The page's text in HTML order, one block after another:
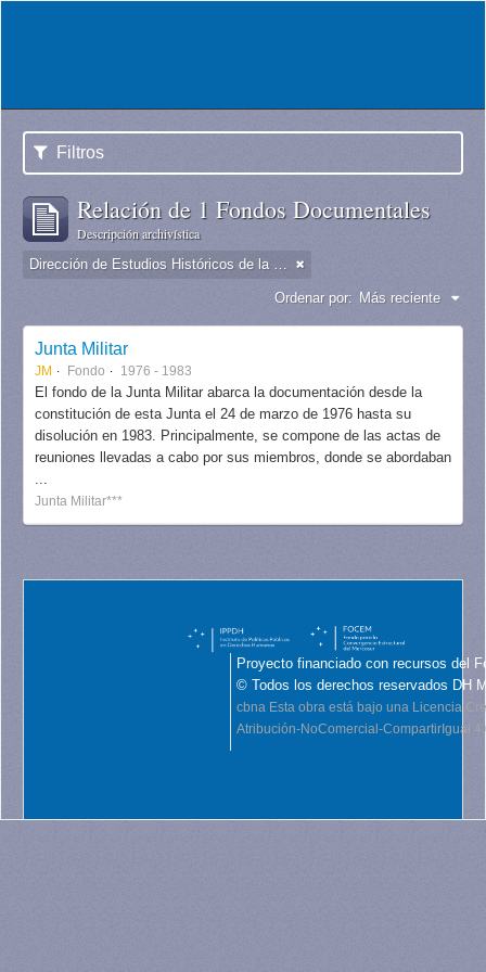
Filtros
Relación de 1 Fondos Documentales
Descripción archivística
Dirección de Estudios Históricos de la Fuerza Aérea
Ordenar por: Más reciente
Junta Militar
JM Fondo 1976 - 1983
El fondo de la Junta Militar abarca la documentación desde la
constitución de esta Junta el 24 de marzo de 1976 hasta su
disolución en 1983. Principalmente, se compone de las actas de
reuniones llevadas a cabo por sus miembros, donde se abordaban
...
Junta Militar***
Proyecto financiado con recursos del
© Todos los derechos reservados DH
cbna Esta obra está bajo una Licencia
Atribución-NoComercial-CompartirIgual